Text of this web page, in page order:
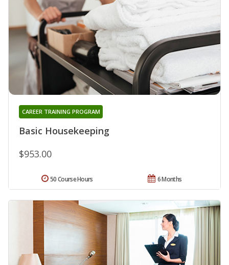
Basic Housekeeping
CAREER TRAINING PROGRAM
$953.00
6 Months
50 Course Hours